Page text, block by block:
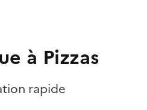
à Pizzas
rapide